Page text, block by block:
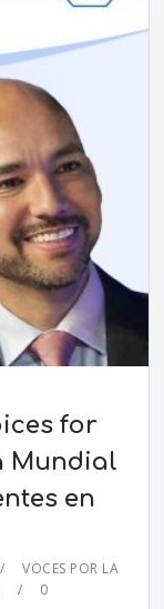
for
Mundial
en
VOCES POR LA
0